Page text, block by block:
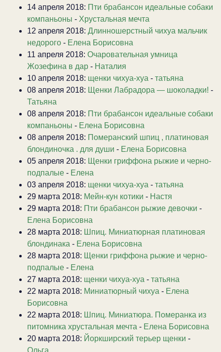
14 апреля 2018: Пти брабансон идеальные собаки
компаньоны - Хрустальная мечта
12 апреля 2018: Длинношерстный чихуа мальчик
недорого - Елена Борисовна
11 апреля 2018: Очаровательная умница
Жозефина в дар - Наталия
10 апреля 2018: щенки чихуа-хуа - татьяна
08 апреля 2018: Щенки Лабрадора — шоколадки! -
Татьяна
08 апреля 2018: Пти брабансон идеальные собаки
компаньоны - Елена Борисовна
08 апреля 2018: Померанский шпиц , платиновая
блондиночка . для души - Елена Борисовна
05 апреля 2018: Щенки гриффона рыжие и черно-
подпалые - Елена
03 апреля 2018: щенки чихуа-хуа - татьяна
29 марта 2018: Мейн-кун котики - Настя
29 марта 2018: Пти брабансон рыжие девочки -
Елена Борисовна
28 марта 2018: Шпиц. Миниатюрная платиновая
блондинака - Елена Борисовна
28 марта 2018: Щенки гриффона рыжие и черно-
подпалые - Елена
27 марта 2018: щенки чихуа-хуа - татьяна
22 марта 2018: Миниатюрный чихуа - Елена
Борисовна
22 марта 2018: Шпиц. Миниатюра. Померанка из
питомника хрустальная мечта - Елена Борисовна
20 марта 2018: Йоркширский терьер щенки -
Ольга